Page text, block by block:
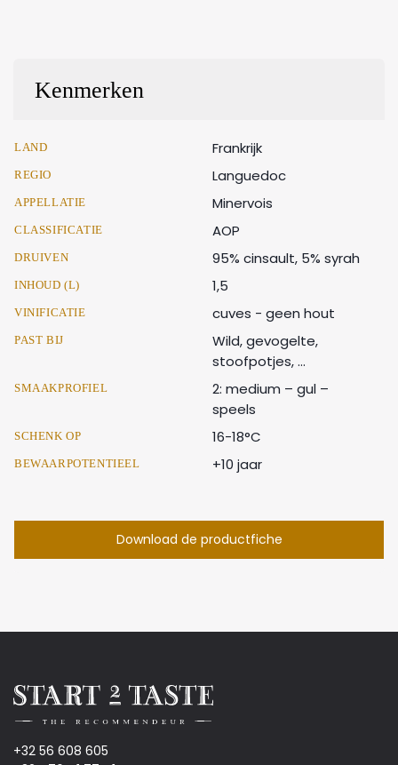
Kenmerken
LAND Frankrijk
REGIO Languedoc
APPELLATIE Minervois
CLASSIFICATIE AOP
DRUIVEN 95% cinsault, 5% syrah
INHOUD (L) 1,5
VINIFICATIE cuves - geen hout
PAST BIJ
Wild, gevogelte,
stoofpotjes, ...
SMAAKPROFIEL
2: medium – gul –
speels
SCHENK OP 16-18°C
BEWAARPOTENTIEEL +10 jaar
Download de productfiche
+32 56 608 605